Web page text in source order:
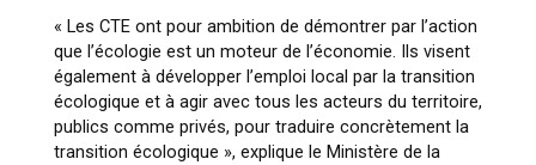
« Les CTE ont pour ambition de démontrer par l’action
que l’écologie est un moteur de l’économie. Ils visent
également à développer l’emploi local par la transition
écologique et à agir avec tous les acteurs du territoire,
publics comme privés, pour traduire concrètement la
transition écologique », explique le Ministère de la